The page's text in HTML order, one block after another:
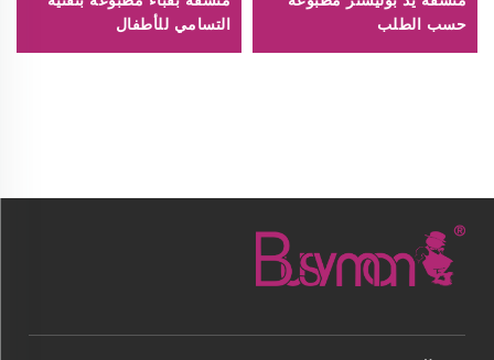
حسب الطلب
التسامي للأطفال